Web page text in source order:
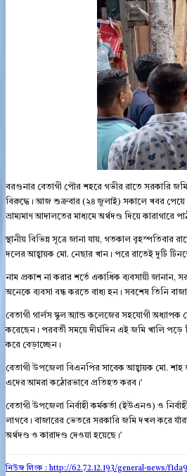
বরগুনার বেতাগী পৌর শহরে গভীর রাতে সরকারি
বিরুদ্ধে। আজ শুক্রবার (২৪ জুলাই) সকালে খবর পেয়ে
ভ্রাম্যমাণ আদালতের মাধ্যমে অর্থদণ্ড দিয়ে কারাগারে
স্থানীয় বিভিন্ন সূত্রে জানা যায়, গতকাল
দলের আহ্বায়ক মো. নেছার খান। পরে রাতেই দুটি
নাম প্রকাশ না করার শর্তে একাধিক ব্যবসায়ী জানান,
অনেকে ব্যবসা বন্ধ করতে বাধ্য হন। সবশেষ তিনি
বেতাগী গার্লস স্কুল অ্যান্ড কলেজের সহযোগী
করেছেন। পরবর্তী সময়ে দীর্ঘদিন এই জমি খালি
করে বেড়াচ্ছেন।
বেতাগী উপজেলা বিএনপির সাবেক আহ্বায়ক মো. শাহ
এদের আমরা কঠোরভাবে প্রতিহত করব।’
বেতাগী উপজেলা নির্বাহী কর্মকর্তা (ইউএনও) ও
লাগবে। বাজারের ভেতরে সরকারি জমি দখল করে
অর্থদণ্ড ও কারাদণ্ড দেওয়া হয়েছে।’
নিউজ লিংক : http://62.72.12.193/general-news/